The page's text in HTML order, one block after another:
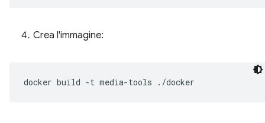
Crea l'immagine:
docker build -t media-tools